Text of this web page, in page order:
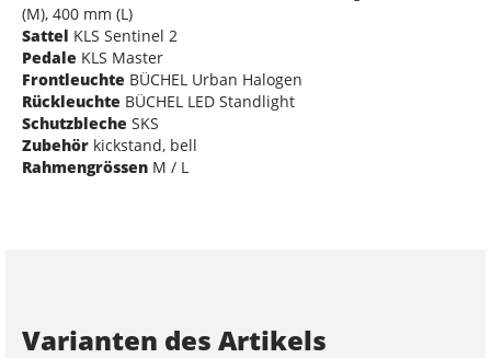
(M), 400 mm (L)
Sattel KLS Sentinel 2
Pedale KLS Master
Frontleuchte BÜCHEL Urban Halogen
Rückleuchte BÜCHEL LED Standlight
Schutzbleche SKS
Zubehör kickstand, bell
Rahmengrössen M / L
Varianten des Artikels